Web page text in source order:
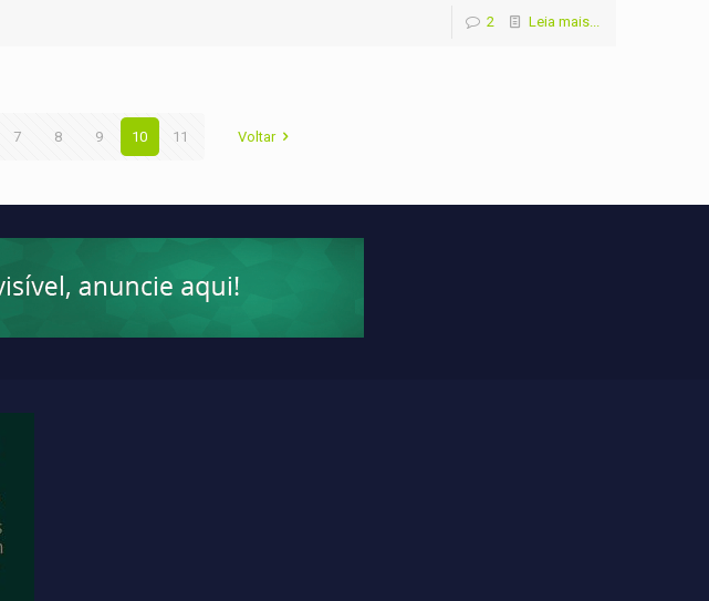
2 Leia mais...
7 8 9 10 11 Voltar